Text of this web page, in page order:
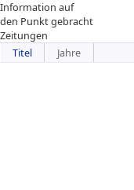
Information auf
den Punkt gebracht
Zeitungen
Titel
Jahre